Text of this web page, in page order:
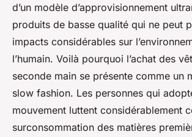
d’un modèle d’approvisionnement
produits de basse qualité qui ne peut
impacts considérables sur
l’humain. Voilà pourquoi l’achat des
seconde main se présente comme un
slow fashion. Les personnes qui
mouvement luttent considérablement
surconsommation des matières